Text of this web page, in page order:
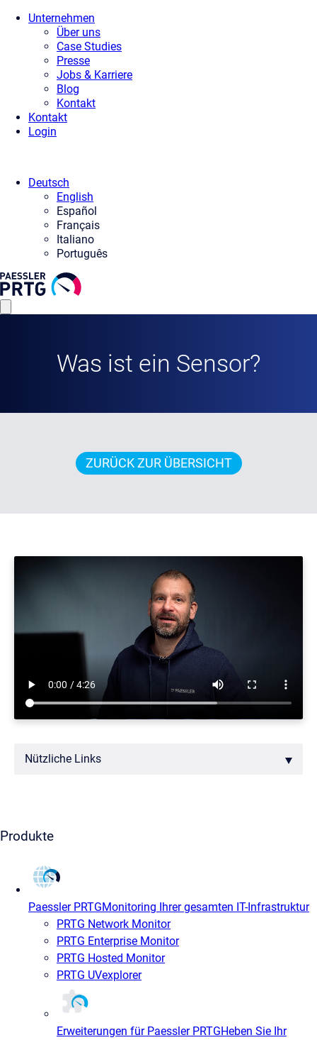
Unternehmen
Über uns
Case Studies
Presse
Jobs & Karriere
Blog
Kontakt
Kontakt
Login
Deutsch
English
Español
Français
Italiano
Português
Was ist ein Sensor?
ZURÜCK ZUR ÜBERSICHT
Nützliche Links
Produkte
Paessler PRTGMonitoring Ihrer gesamten IT-Infrastruktur
PRTG Network Monitor
PRTG Enterprise Monitor
PRTG Hosted Monitor
PRTG UVexplorer
Erweiterungen für Paessler PRTGHeben Sie Ihr